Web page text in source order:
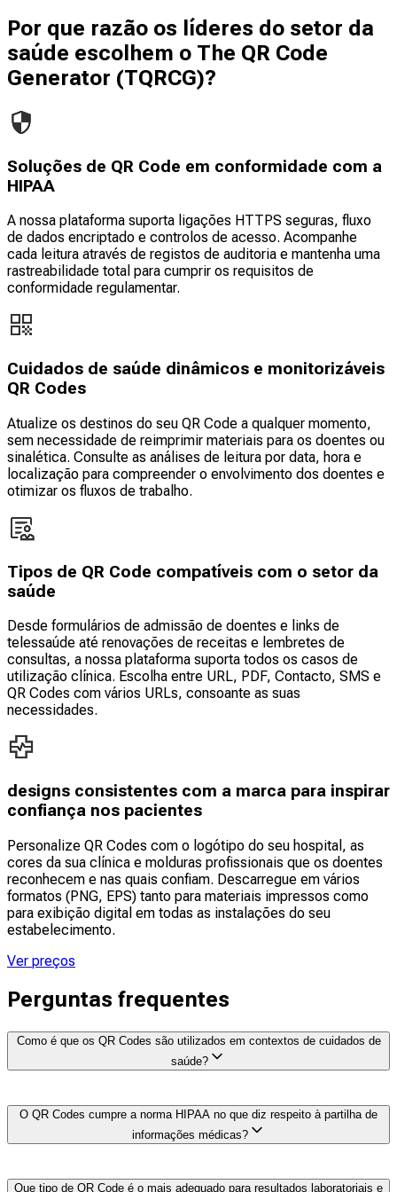
Por que razão os líderes do setor da
saúde escolhem o The QR Code
Generator (TQRCG)?
Soluções de QR Code em conformidade com a
HIPAA
A nossa plataforma suporta ligações HTTPS seguras, fluxo
de dados encriptado e controlos de acesso. Acompanhe
cada leitura através de registos de auditoria e mantenha uma
rastreabilidade total para cumprir os requisitos de
conformidade regulamentar.
Cuidados de saúde dinâmicos e monitorizáveis
QR Codes
Atualize os destinos do seu QR Code a qualquer momento,
sem necessidade de reimprimir materiais para os doentes ou
sinalética. Consulte as análises de leitura por data, hora e
localização para compreender o envolvimento dos doentes e
otimizar os fluxos de trabalho.
Tipos de QR Code compatíveis com o setor da
saúde
Desde formulários de admissão de doentes e links de
telessaúde até renovações de receitas e lembretes de
consultas, a nossa plataforma suporta todos os casos de
utilização clínica. Escolha entre URL, PDF, Contacto, SMS e
QR Codes com vários URLs, consoante as suas
necessidades.
designs consistentes com a marca para inspirar
confiança nos pacientes
Personalize QR Codes com o logótipo do seu hospital, as
cores da sua clínica e molduras profissionais que os doentes
reconhecem e nas quais confiam. Descarregue em vários
formatos (PNG, EPS) tanto para materiais impressos como
para exibição digital em todas as instalações do seu
estabelecimento.
Ver preços
Perguntas frequentes
Como é que os QR Codes são utilizados em contextos de cuidados de
saúde?
QR Codes No setor da saúde, são utilizados para o
registo sem contacto de doentes, formulários de
admissão digitais, entrega segura de resultados
de inventário de equipamentos, acesso a telessaúde,
O QR Codes cumpre a norma HIPAA no que diz respeito à partilha de
informações médicas?
Sim, quando implementado corretamente. O próprio QR
Que tipo de QR Code é o mais adequado para resultados laboratoriais e